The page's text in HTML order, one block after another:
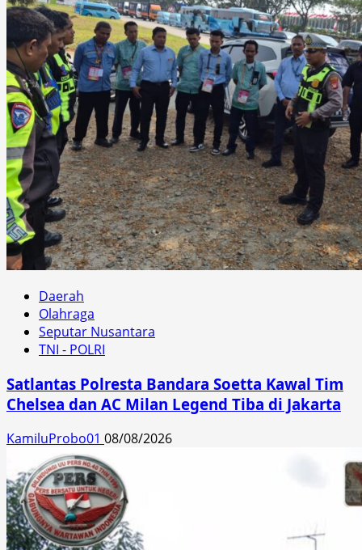
Daerah
Olahraga
Seputar Nusantara
TNI - POLRI
Satlantas Polresta Bandara Soetta Kawal Tim
Chelsea dan AC Milan Legend Tiba di Jakarta
KamiluProbo01 08/08/2026